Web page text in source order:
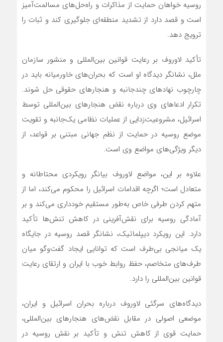
روسیه خواهان حمایت از مذاکرات و راه‌حل‌های مسالمت‌آمیز
است و قصد دارد از تشدید منطقه‌ای جلوگیری کند و ثبات را
ترویج دهد.
تأکید لاوروف بر رعایت قوانین بین‌المللی و منشور سازمان
ملل، نشانگر دیدگاه او است که بحران‌های خاورمیانه باید در
چارچوب نهادهای چندجانبه و هنجارهای حقوقی حل شوند.
تکرار ادعاهای وی درباره نقض هنجارهای بین‌المللی توسط
اسرائیل، مشروعیت‌زدایی از عملیات نظامی یک‌جانبه و تقویت
موضع روسیه در حمایت از نظم جهانی مبتنی بر قواعد، از
دیگر ویژگی‌های مواضع وی است.
علاوه بر این، مواضع لاوروف بیانگر رویکردی محتاطانه و
متعادل است؛ اگرچه اقدامات اسرائیل را محکوم می‌کند، اما از
متهم کردن طرفی خاص به‌طور مستقیم خودداری می‌کند و بر
آمادگی روسیه برای نقش‌آفرینی در کاهش تنش‌ها تأکید
دارد. این رویکرد دیپلماتیک، نشانگر قصد روسیه در جایگاه
یک میانجی بی‌طرف است که توانایی ایجاد گفت‌وگو میان
طرف‌های متخاصم، حفظ روابط خوب با ایران و ارتقای رعایت
قوانین بین‌المللی را دارد.
دیدگاه‌های سرگئی لاوروف درباره بحران اسرائیل و ایران،
موضعی اصولی در مقابل نقض‌های هنجارهای بین‌المللی،
حمایت قوی از کاهش تنش و تأکید بر نقش روسیه در